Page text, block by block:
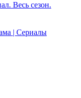
Весь сезон.
| Сериалы